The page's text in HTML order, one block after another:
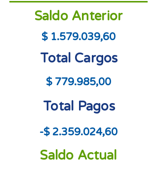
Saldo Anterior
$ 1.579.039,60
Total Cargos
$ 779.985,00
Total Pagos
-$ 2.359.024,60
Saldo Actual